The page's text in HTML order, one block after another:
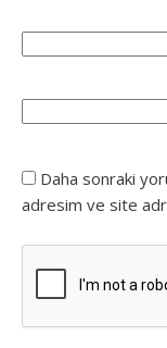
Daha sonraki
adresim ve site